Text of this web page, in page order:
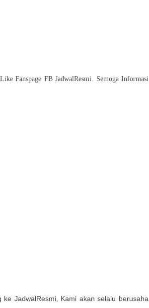
Fanspage FB JadwalResmi. Semoga Informasi
ke JadwalResmi, Kami akan selalu berusaha